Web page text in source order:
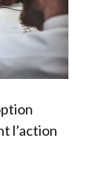
l’action